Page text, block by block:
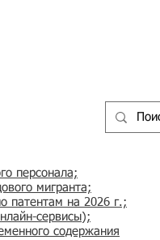
персонала;
мигранта;
патентам на 2026 г.;
сервисы);
содержания